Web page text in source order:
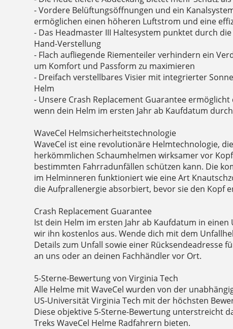
- Vordere Belüftungsöffnungen und ein
ermöglichen einen höheren Luftstrom und eine
- Das Headmaster III Haltesystem punktet durch
Hand-Verstellung
- Flach aufliegende Riementeiler verhindern ein
um Komfort und Passform zu maximieren
- Dreifach verstellbares Visier mit integrierter
Helm
- Unsere Crash Replacement Guarantee
wenn dein Helm im ersten Jahr ab Kaufdatum
WaveCel Helmsicherheitstechnologie
WaveCel ist eine revolutionäre Helmtechnologie,
herkömmlichen Schaumhelmen wirksamer vor
bestimmten Fahrradunfällen schützen kann. Die
im Helminneren funktioniert wie eine Art
die Aufprallenergie absorbiert, bevor sie den Kopf
Crash Replacement Guarantee
Ist dein Helm im ersten Jahr ab Kaufdatum in
wir ihn kostenlos aus. Wende dich mit dem
Details zum Unfall sowie einer Rücksendeadresse
an uns oder an deinen Fachhändler vor Ort.
5-Sterne-Bewertung von Virginia Tech
Alle Helme mit WaveCel wurden von der
US-Universität Virginia Tech mit der höchsten
Diese objektive 5-Sterne-Bewertung unterstreicht
Treks WaveCel Helme Radfahrern bieten.